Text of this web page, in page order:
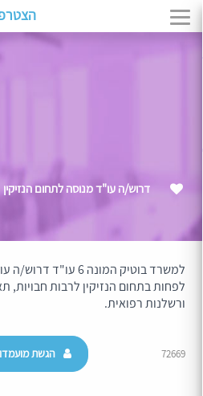
דרוש/ה עו"ד מנוסה לתחום הנזיקין
לפחות בתחום הנזיקין לרבות חבויות,
ורשלנות רפואית.
72669 הגשת